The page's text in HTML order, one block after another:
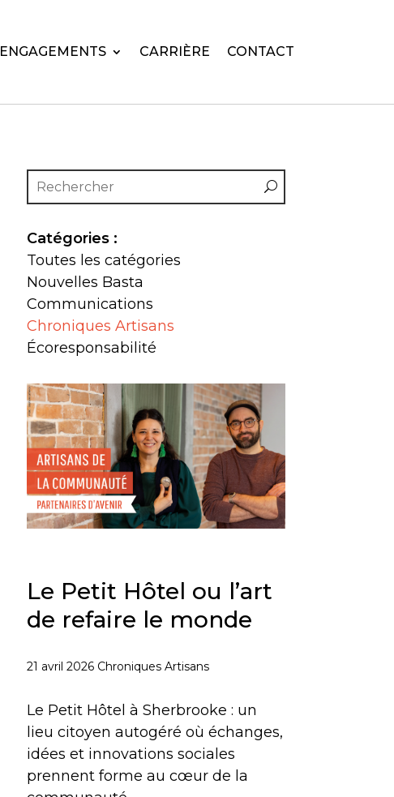
ENGAGEMENTS CARRIÈRE CONTACT
Catégories :
Toutes les catégories
Nouvelles Basta
Communications
Chroniques Artisans
Écoresponsabilité
Le Petit Hôtel ou l’art
de refaire le monde
21 avril 2026 Chroniques Artisans
Le Petit Hôtel à Sherbrooke : un
lieu citoyen autogéré où échanges,
idées et innovations sociales
prennent forme au cœur de la